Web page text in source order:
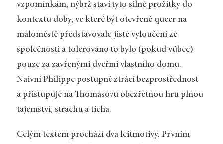
vzpomínkám, nýbrž staví tyto silné prožitky do
kontextu doby, ve které být otevřeně queer na
maloměstě představovalo jisté vyloučení ze
společnosti a tolerováno to bylo (pokud vůbec)
pouze za zavřenými dveřmi vlastního domu.
Naivní Philippe postupně ztrácí bezprostřednost
a přistupuje na Thomasovu obezřetnou hru plnou
tajemství, strachu a ticha.
Celým textem prochází dva leitmotivy. Prvním